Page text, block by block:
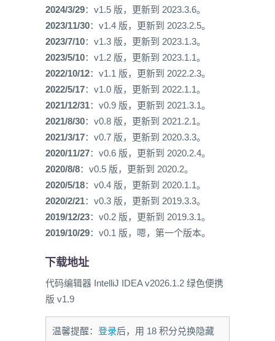
2024/3/29：v1.5 版，更新到 2023.3.6。
2023/11/30：v1.4 版，更新到 2023.2.5。
2023/7/10：v1.3 版，更新到 2023.1.3。
2023/5/10：v1.2 版，更新到 2023.1.1。
2022/10/12：v1.1 版，更新到 2022.2.3。
2022/5/17：v1.0 版，更新到 2022.1.1。
2021/12/31：v0.9 版，更新到 2021.3.1。
2021/8/30：v0.8 版，更新到 2021.2.1。
2021/3/17：v0.7 版，更新到 2020.3.3。
2020/11/27：v0.6 版，更新到 2020.2.4。
2020/8/8：v0.5 版，更新到 2020.2。
2020/5/18：v0.4 版，更新到 2020.1.1。
2020/2/21：v0.3 版，更新到 2019.3.3。
2019/12/23：v0.2 版，更新到 2019.3.1。
2019/10/29：v0.1 版，嗯，第一个版本。
下载地址
代码编辑器 IntelliJ IDEA v2026.1.2 绿色便携
版 v1.9
温馨提醒： 登录后，用 18 积分兑换隐藏